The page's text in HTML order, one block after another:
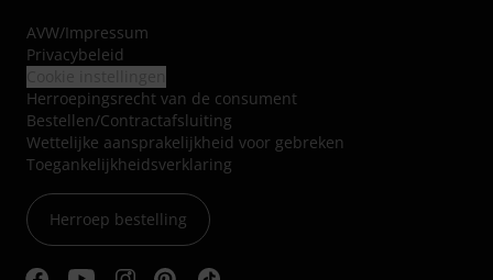
AVW/Impressum
Privacybeleid
Herroepingsrecht van de consument
Bestellen/Contractafsluiting
Wettelijke aansprakelijkheid voor gebreken
Toegankelijkheidsverklaring
Herroep bestelling